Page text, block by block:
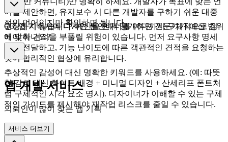
어를 제안하면, 유지보수 시 다른 개발자를 구하기 쉬운 대중
적인 언어인지만 확인하면 됩니다.
권장하지 않습니다. 예산을 먼저 공개하면 전문가가 예산 범위
에 맞춰 견적을 부풀릴 위험이 있습니다. 먼저 요구사항 명세
서를 전달하고, 기능 난이도에 따른 객관적인 견적을 요청하는
것이 합리적인 협상에 유리합니다.
Q3. 앱 기획서에 디자인 톤앤매너를 어디까지 구체적으로 정
해야 하나요?
추상적인 감성어 대신 명확한 키워드를 사용하세요. (예: 따뜻
한 감성 대신 화이트 배경 + 미니멀 디자인 + 산세리프 폰트처
럼 구체적인 시각 요소 명시). 디자이너가 이해할 수 있는 구체
적인 가이드를 제시해야 재작업 리스크를 줄일 수 있습니다.
앱 개발 서비스
의뢰인이 많이 찾는 앱 기획
서비스 더보기